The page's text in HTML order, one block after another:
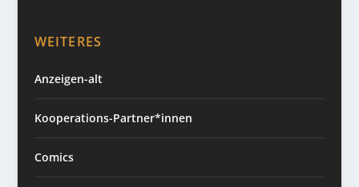
WEITERES
Anzeigen-alt
Kooperations-Partner*innen
Comics